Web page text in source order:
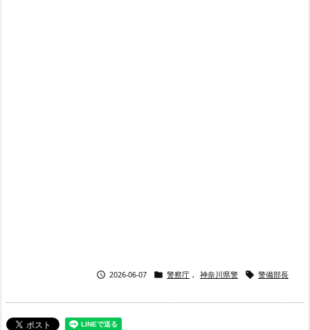
 2026-06-07  警察庁 , 神奈川県警  警備部長